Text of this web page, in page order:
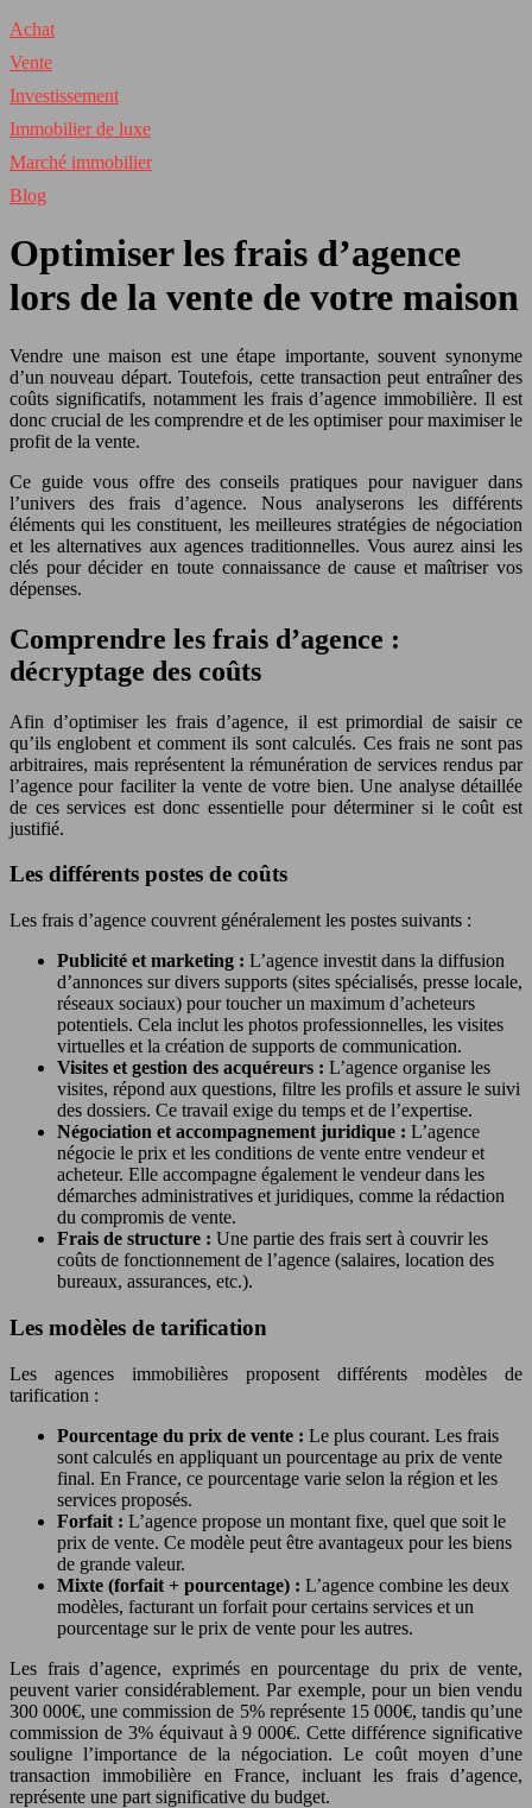
Achat
Vente
Investissement
Immobilier de luxe
Marché immobilier
Blog
Optimiser les frais d’agence
lors de la vente de votre maison
Vendre une maison est une étape importante, souvent synonyme
d’un nouveau départ. Toutefois, cette transaction peut entraîner des
coûts significatifs, notamment les frais d’agence immobilière. Il est
donc crucial de les comprendre et de les optimiser pour maximiser le
profit de la vente.
Ce guide vous offre des conseils pratiques pour naviguer dans
l’univers des frais d’agence. Nous analyserons les différents
éléments qui les constituent, les meilleures stratégies de négociation
et les alternatives aux agences traditionnelles. Vous aurez ainsi les
clés pour décider en toute connaissance de cause et maîtriser vos
dépenses.
Comprendre les frais d’agence :
décryptage des coûts
Afin d’optimiser les frais d’agence, il est primordial de saisir ce
qu’ils englobent et comment ils sont calculés. Ces frais ne sont pas
arbitraires, mais représentent la rémunération de services rendus par
l’agence pour faciliter la vente de votre bien. Une analyse détaillée
de ces services est donc essentielle pour déterminer si le coût est
justifié.
Les différents postes de coûts
Les frais d’agence couvrent généralement les postes suivants :
Publicité et marketing : L’agence investit dans la diffusion
d’annonces sur divers supports (sites spécialisés, presse locale,
réseaux sociaux) pour toucher un maximum d’acheteurs
potentiels. Cela inclut les photos professionnelles, les visites
virtuelles et la création de supports de communication.
Visites et gestion des acquéreurs : L’agence organise les
visites, répond aux questions, filtre les profils et assure le suivi
des dossiers. Ce travail exige du temps et de l’expertise.
Négociation et accompagnement juridique : L’agence
négocie le prix et les conditions de vente entre vendeur et
acheteur. Elle accompagne également le vendeur dans les
démarches administratives et juridiques, comme la rédaction
du compromis de vente.
Frais de structure : Une partie des frais sert à couvrir les
coûts de fonctionnement de l’agence (salaires, location des
bureaux, assurances, etc.).
Les modèles de tarification
Les agences immobilières proposent différents modèles de
tarification :
Pourcentage du prix de vente : Le plus courant. Les frais
sont calculés en appliquant un pourcentage au prix de vente
final. En France, ce pourcentage varie selon la région et les
services proposés.
Forfait : L’agence propose un montant fixe, quel que soit le
prix de vente. Ce modèle peut être avantageux pour les biens
de grande valeur.
Mixte (forfait + pourcentage) : L’agence combine les deux
modèles, facturant un forfait pour certains services et un
pourcentage sur le prix de vente pour les autres.
Les frais d’agence, exprimés en pourcentage du prix de vente,
peuvent varier considérablement. Par exemple, pour un bien vendu
300 000€, une commission de 5% représente 15 000€, tandis qu’une
commission de 3% équivaut à 9 000€. Cette différence significative
souligne l’importance de la négociation. Le coût moyen d’une
transaction immobilière en France, incluant les frais d’agence,
représente une part significative du budget.